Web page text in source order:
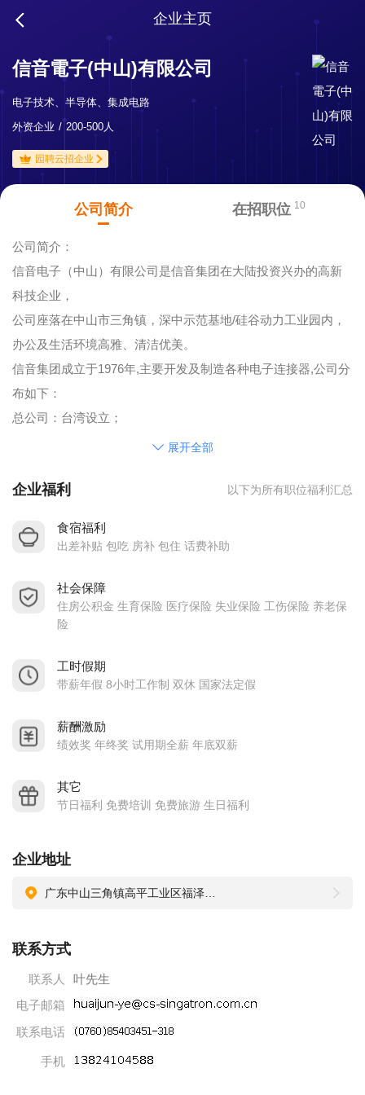
企业主页
信音電子(中山)有限公司
电子技术、半导体、集成电路
外资企业
200-500人
园聘云招企业
公司简介 在招职位 10
公司简介：
信音电子（中山）有限公司是信音集团在大陆投资兴办的高新
科技企业，
公司座落在中山市三角镇，深中示范基地/硅谷动力工业园内，
办公及生活环境高雅、清洁优美。
信音集团成立于1976年,主要开发及制造各种电子连接器,公司分
布如下：
总公司：台湾设立；
海外办事处：美国、韩国设立；
400多人。
1、每月10号，发放上月薪资；
付加班费；
3、五险一金（包括：养老、医疗、失业、工伤、生育保险、住
4、享有国家劳动法规定的工伤假、婚假、丧假、产假、年休假
等有薪假期；
6、根据上年度业绩及工作绩效考核，间工人员有年终奖金（1-
7、根据上年度业绩及工作绩效考核，课长级有分红、年中/年终
奖金（1-2月）；
训及晋级教育；
工业园A1/A3栋；
联系人：吴小姐
车费报销：中山市以外，面试人员车费报销，合格人员报销双
程车费，不合格人员报销单程车费（请提供正规发票）。
展开全部
企业福利 以下为所有职位福利汇总
食宿福利
出差补贴 包吃 房补 包住 话费补助
社会保障
住房公积金 生育保险 医疗保险 失业保险 工伤保险 养老保
险
工时假期
带薪年假 8小时工作制 双休 国家法定假
薪酬激励
绩效奖 年终奖 试用期全薪 年底双薪
其它
节日福利 免费培训 免费旅游 生日福利
企业地址
联系方式
联系人
叶先生
电子邮箱
联系电话
手机